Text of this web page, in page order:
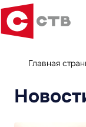
Главная